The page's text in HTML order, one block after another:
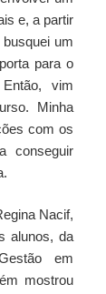
e, a partir
um
para o
vim
Minha
com os
conseguir
Nacif,
alunos, da
em
mostrou